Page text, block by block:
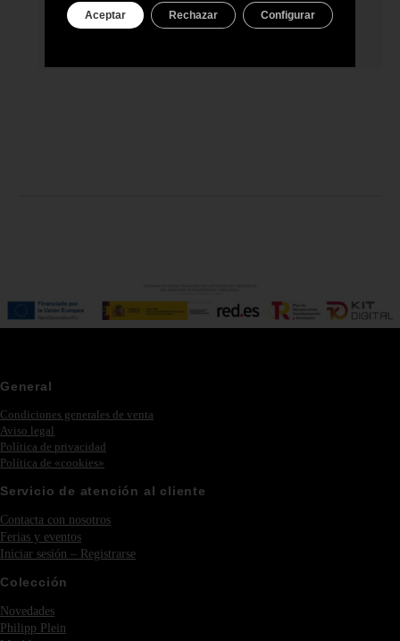
PRECIO DEL PRODUCTO NO INCLUYE
General
Condiciones generales de venta
Aviso legal
Política de privacidad
Política de «cookies»
Servicio de atención al cliente
Contacta con nosotros
Ferias y eventos
Iniciar sesión – Registrarse
Colección
Novedades
Philipp Plein
Aceptar Rechazar Configurar